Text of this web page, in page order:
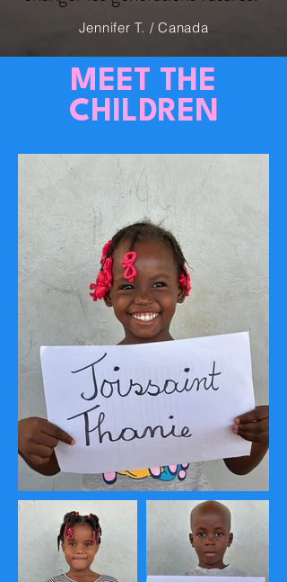
Jennifer T. / Canada
MEET THE
CHILDREN